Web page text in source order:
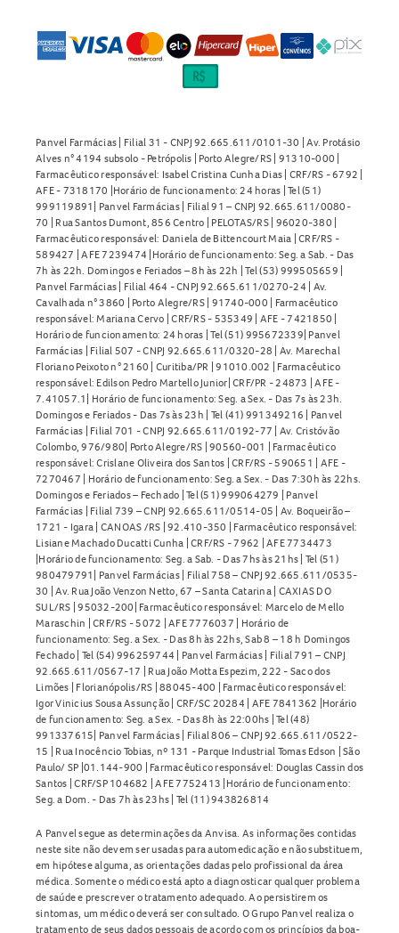
Panvel Farmácias | Filial 31 - CNPJ 92.665.611/0101-30 | Av. Protásio
Alves n° 4194 subsolo - Petrópolis | Porto Alegre/RS | 91310-000 |
Farmacêutico responsável: Isabel Cristina Cunha Dias | CRF/RS - 6792 |
AFE - 7318170 |Horário de funcionamento: 24 horas | Tel (51)
999119891| Panvel Farmácias | Filial 91 – CNPJ 92.665.611/0080-
70 | Rua Santos Dumont, 856 Centro | PELOTAS/RS | 96020-380 |
Farmacêutico responsável: Daniela de Bittencourt Maia | CRF/RS -
589427 | AFE 7239474 |Horário de funcionamento: Seg. a Sab. - Das
7h às 22h. Domingos e Feriados – 8h às 22h | Tel (53) 999505659 |
Panvel Farmácias | Filial 464 - CNPJ 92.665.611/0270-24 | Av.
Cavalhada n° 3860 | Porto Alegre/RS | 91740-000 | Farmacêutico
responsável: Mariana Cervo | CRF/RS - 535349 | AFE - 7421850 |
Horário de funcionamento: 24 horas | Tel (51) 995672339| Panvel
Farmácias | Filial 507 - CNPJ 92.665.611/0320-28 | Av. Marechal
Floriano Peixoto n° 2160 | Curitiba/PR | 91010.002 | Farmacêutico
responsável: Edilson Pedro Martello Junior| CRF/PR - 24873 | AFE -
7.41057.1| Horário de funcionamento: Seg. a Sex. - Das 7s às 23h.
Domingos e Feriados - Das 7s às 23h | Tel (41) 991349216 | Panvel
Farmácias | Filial 701 - CNPJ 92.665.611/0192-77 | Av. Cristóvão
Colombo, 976/980| Porto Alegre/RS | 90560-001 | Farmacêutico
responsável: Crislane Oliveira dos Santos | CRF/RS - 590651 | AFE -
7270467 | Horário de funcionamento: Seg. a Sex. - Das 7:30h às 22hs.
Domingos e Feriados – Fechado | Tel (51) 999064279 | Panvel
Farmácias | Filial 739 – CNPJ 92.665.611/0514-05 | Av. Boqueirão –
1721 - Igara | CANOAS /RS | 92.410-350 | Farmacêutico responsável:
Lisiane Machado Ducatti Cunha | CRF/RS - 7962 | AFE 7734473
|Horário de funcionamento: Seg. a Sab. - Das 7hs às 21hs | Tel (51)
980479791| Panvel Farmácias | Filial 758 – CNPJ 92.665.611/0535-
30 | Av. Rua João Venzon Netto, 67 – Santa Catarina | CAXIAS DO
SUL/RS | 95032-200| Farmacêutico responsável: Marcelo de Mello
Maraschin | CRF/RS - 5072 | AFE 7776037 | Horário de
funcionamento: Seg. a Sex. - Das 8h às 22hs, Sab 8 – 18 h Domingos
Fechado | Tel (54) 996259744 | Panvel Farmácias | Filial 791 – CNPJ
92.665.611/0567-17 | Rua João Motta Espezim, 222 - Saco dos
Limões | Florianópolis/RS | 88045-400 | Farmacêutico responsável:
Igor Vinicius Sousa Assunção | CRF/SC 20284 | AFE 7841362 |Horário
de funcionamento: Seg. a Sex. - Das 8h às 22:00hs | Tel (48)
991337615| Panvel Farmácias | Filial 806 – CNPJ 92.665.611/0522-
15 | Rua Inocêncio Tobias, nº 131 - Parque Industrial Tomas Edson | São
Paulo/ SP |01.144-900 | Farmacêutico responsável: Douglas Cassin dos
Santos | CRF/SP 104682 | AFE 7752413 |Horário de funcionamento:
Seg. a Dom. - Das 7h às 23hs | Tel (11) 943826814
A Panvel segue as determinações da Anvisa. As informações contidas
neste site não devem ser usadas para automedicação e não substituem,
em hipótese alguma, as orientações dadas pelo profissional da área
médica. Somente o médico está apto a diagnosticar qualquer problema
de saúde e prescrever o tratamento adequado. Ao persistirem os
sintomas, um médico deverá ser consultado. O Grupo Panvel realiza o
tratamento de seus dados pessoais de acordo com os princípios da boa-